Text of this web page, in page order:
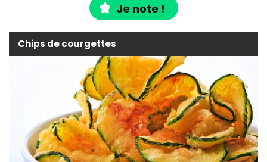
Je note !
Chips de courgettes